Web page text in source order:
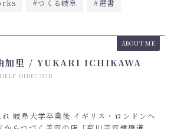
#つくる岐阜 #選書
ABOUT ME
加里 / YUKARI ICHIKAWA
DIRECTOR
岐阜大学卒業後 イギリス・ロンドンへ